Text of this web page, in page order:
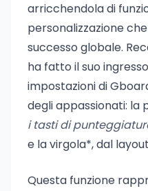
arricchendola di
personalizzazione
successo globale.
ha fatto il suo
impostazioni di
degli appassionati: la
i tasti di
e la virgola*, dal
Questa funzione